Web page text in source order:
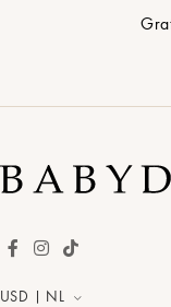
USD | NL